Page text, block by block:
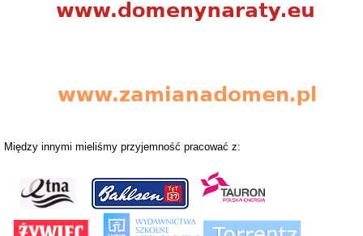
Między innymi mieliśmy przyjemność pracować z: